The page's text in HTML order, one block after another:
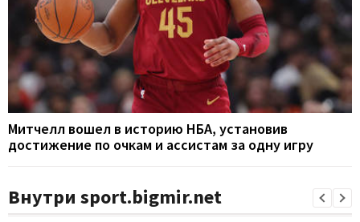
Митчелл вошел в историю НБА, установив
достижение по очкам и ассистам за одну игру
Внутри sport.bigmir.net